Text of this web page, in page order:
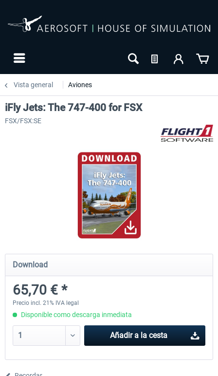
Vista general Aviones
Airbus Bundle
53,21 € *
iFly Jets-The 737NG for
iFly Jets: The 747-400 for FSX
FSX/FSX:SE
Download
65,70 € *
Precio incl. 21% IVA legal
Disponible como descarga inmediata
Añadir a la cesta